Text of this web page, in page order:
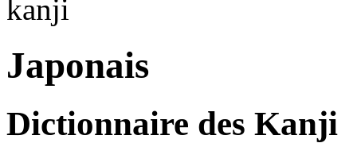
kanji
Japonais
Dictionnaire des Kanji